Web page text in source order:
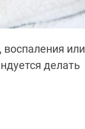
воспаления или
делать